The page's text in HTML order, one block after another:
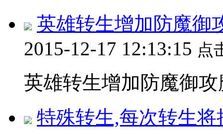
英雄转生增加防魔御
2015-12-17 12:13:15 点
英雄转生增加防魔御
特殊转生,每次转生